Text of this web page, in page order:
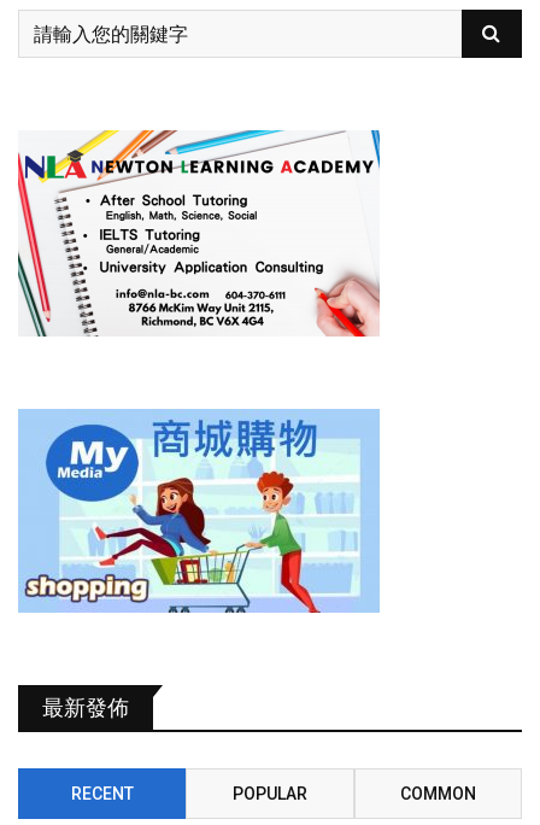
最新發佈
RECENT POPULAR COMMON